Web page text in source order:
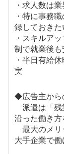
・求人数は
・特に事務
録しておき
・スキルア
制で就業後も
・半日有給
実
◆広告主か
派遣は「残
沿った働き
最大のメリ
大手企業で働